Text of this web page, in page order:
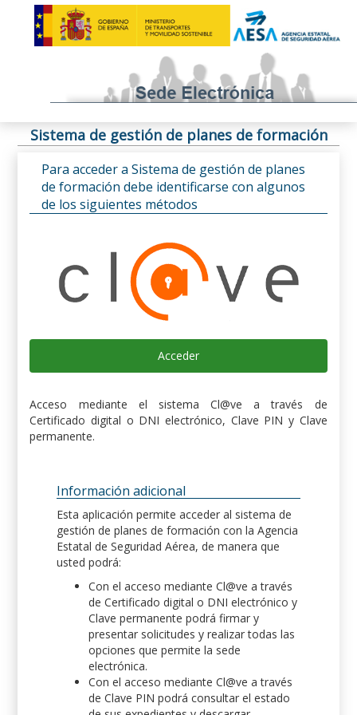
Sistema de gestión de planes de formación
Para acceder a Sistema de gestión de planes
de formación debe identificarse con algunos
de los siguientes métodos
Acceder
Acceso mediante el sistema Cl@ve a través de
Certificado digital o DNI electrónico, Clave PIN y Clave
permanente.
Información adicional
Esta aplicación permite acceder al sistema de
gestión de planes de formación con la Agencia
Estatal de Seguridad Aérea, de manera que
usted podrá:
Con el acceso mediante Cl@ve a través
de Certificado digital o DNI electrónico y
Clave permanente podrá firmar y
presentar solicitudes y realizar todas las
opciones que permite la sede
electrónica.
Con el acceso mediante Cl@ve a través
de Clave PIN podrá consultar el estado